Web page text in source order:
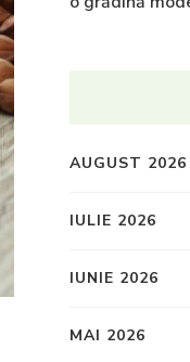
AUGUST 2026
IULIE 2026
IUNIE 2026
MAI 2026